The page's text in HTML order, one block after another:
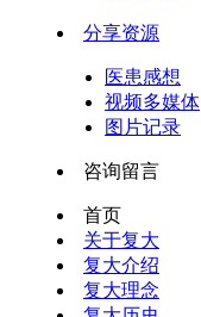
分享资源
医患感想
视频多媒体
图片记录
咨询留言
首页
关于复大
复大介绍
复大理念